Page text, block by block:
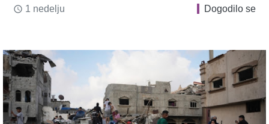
access_time 1 nedelju Dogodilo se